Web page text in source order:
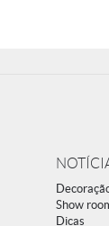
Show
Dicas